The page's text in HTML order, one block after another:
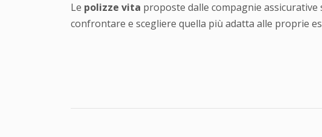
Le polizze vita proposte dalle compagnie
confrontare e scegliere quella più adatta alle proprie